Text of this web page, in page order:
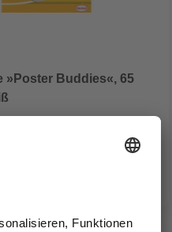
»Poster Buddies«, 65
im Markt prüfen